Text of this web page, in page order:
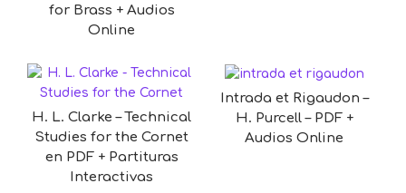
for Brass + Audios
Online
H. L. Clarke – Technical
Studies for the Cornet
en PDF + Partituras
Interactivas
Intrada et Rigaudon –
H. Purcell – PDF +
Audios Online